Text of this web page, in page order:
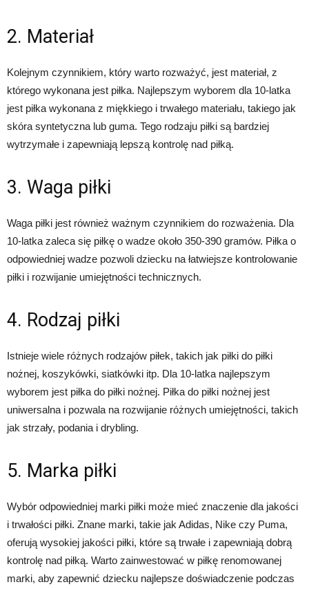
2. Materiał
Kolejnym czynnikiem, który warto rozważyć, jest materiał, z
którego wykonana jest piłka. Najlepszym wyborem dla 10-latka
jest piłka wykonana z miękkiego i trwałego materiału, takiego jak
skóra syntetyczna lub guma. Tego rodzaju piłki są bardziej
wytrzymałe i zapewniają lepszą kontrolę nad piłką.
3. Waga piłki
Waga piłki jest również ważnym czynnikiem do rozważenia. Dla
10-latka zaleca się piłkę o wadze około 350-390 gramów. Piłka o
odpowiedniej wadze pozwoli dziecku na łatwiejsze kontrolowanie
piłki i rozwijanie umiejętności technicznych.
4. Rodzaj piłki
Istnieje wiele różnych rodzajów piłek, takich jak piłki do piłki
nożnej, koszykówki, siatkówki itp. Dla 10-latka najlepszym
wyborem jest piłka do piłki nożnej. Piłka do piłki nożnej jest
uniwersalna i pozwala na rozwijanie różnych umiejętności, takich
jak strzały, podania i drybling.
5. Marka piłki
Wybór odpowiedniej marki piłki może mieć znaczenie dla jakości
i trwałości piłki. Znane marki, takie jak Adidas, Nike czy Puma,
oferują wysokiej jakości piłki, które są trwałe i zapewniają dobrą
kontrolę nad piłką. Warto zainwestować w piłkę renomowanej
marki, aby zapewnić dziecku najlepsze doświadczenie podczas